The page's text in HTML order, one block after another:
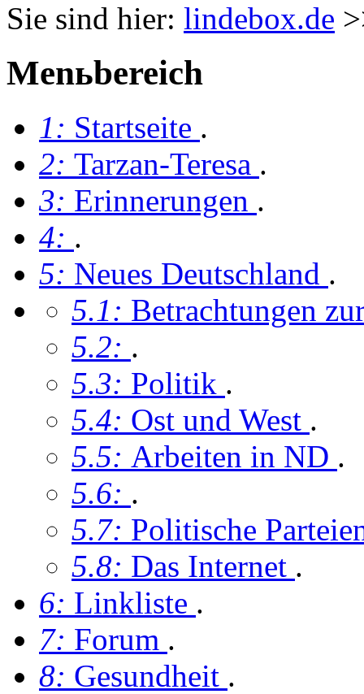
Sie sind hier: lindebox.de
Menьbereich
1: Startseite .
2: Tarzan-Teresa .
3: Erinnerungen .
4: .
5: Neues Deutschland .
5.1: Betrachtungen
5.2: .
5.3: Politik .
5.4: Ost und West .
5.5: Arbeiten in ND .
5.6: .
5.7: Politische
5.8: Das Internet .
6: Linkliste .
7: Forum .
8: Gesundheit .